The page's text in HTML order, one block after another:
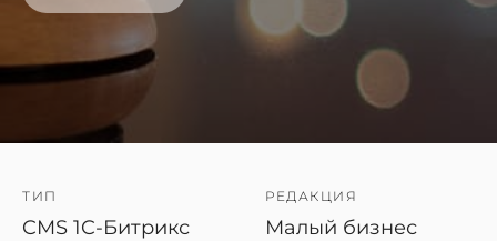
ТИП
CMS 1C-Битрикс
РЕДАКЦИЯ
Малый бизнес